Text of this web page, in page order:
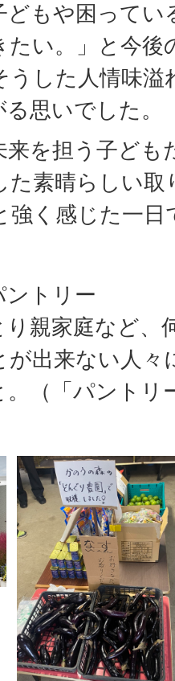
もや困ってい
たい。」と今後
うした人情味溢
思いでした。
を担う子ども
た素晴らしい取
強く感じた一日
ントリー
親家庭など、
出来ない人々
。（「パントリ